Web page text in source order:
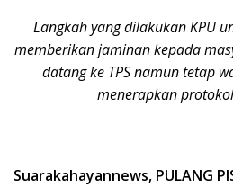
Langkah yang dilakukan KPU
memberikan jaminan kepada
datang ke TPS namun tetap
menerapkan
Suarakahayannews, PULANG